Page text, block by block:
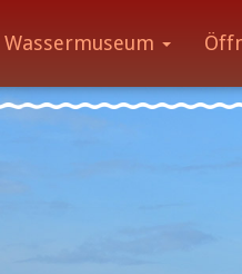
Wassermuseum